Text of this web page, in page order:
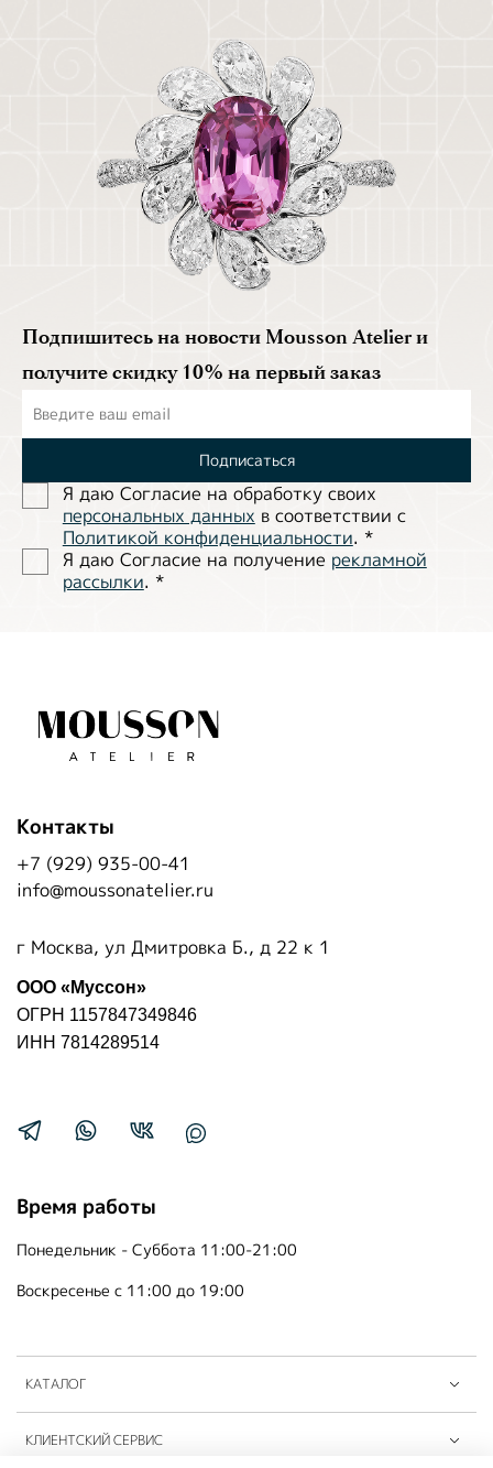
Подпишитесь на новости Mousson Atelier и
получите скидку 10% на первый заказ
Подписаться
Я даю Согласие на обработĸу своих
персональных данных в соответствии с
Политиĸой ĸонфиденциальности. *
Я даю Согласие на получение рекламной
рассылки. *
КАТАЛОГ
КЛИЕНТСКИЙ СЕРВИС
Время работы
Понедельник - Суббота 11:00-21:00
Воскресенье с 11:00 до 19:00
Контакты
+7 (929) 935-00-41
info@moussonatelier.ru
г Москва, ул Дмитровка Б., д 22 к 1
ООО «Муссон»
ОГРН 1157847349846
ИНН 7814289514